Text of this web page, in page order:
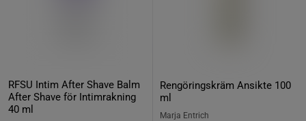
RFSU Intim After Shave Balm
After Shave för Intimrakning
40 ml
Rengöringskräm Ansikte 100
ml
Marja Entrich